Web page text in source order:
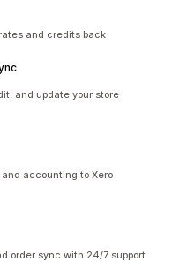
and credits back
and update your store
accounting to Xero
order sync with 24/7 support